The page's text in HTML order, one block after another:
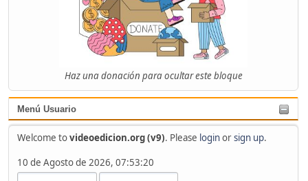
Haz una donación para ocultar este bloque
Menú Usuario
Welcome tovideoedicion.org (v9). Please loginorsign up.
10 de Agosto de 2026, 07:53:20